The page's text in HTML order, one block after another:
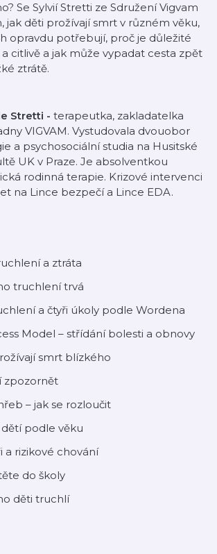
Se Sylvií Stretti ze Sdružení Vigvam
jak děti prožívají smrt v různém věku,
opravdu potřebují, proč je důležité
citlivě a jak může vypadat cesta zpět
ztrátě.
Stretti - terapeutka, zakladatelka
VIGVAM. Vystudovala dvouobor
a psychosociální studia na Husitské
UK v Praze. Je absolventkou
rodinná terapie. Krizové intervenci
na Lince bezpečí a Lince EDA.
a ztráta
truchlení trvá
a čtyři úkoly podle Wordena
Model – střídání bolesti a obnovy
smrt blízkého
zpozornět
– jak se rozloučit
dětí podle věku
a rizikové chování
do školy
děti truchlí